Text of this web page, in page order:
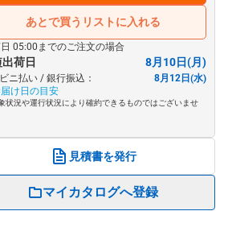
あとで買うリストに入れる
05:00までのご注文の場合
荷日 8月10日(月)
ニ払い / 銀行振込：
8月12日(水)
け日の目安
状況や運行状況により確約できるものではございませ
見積書を発行
マイカタログへ登録